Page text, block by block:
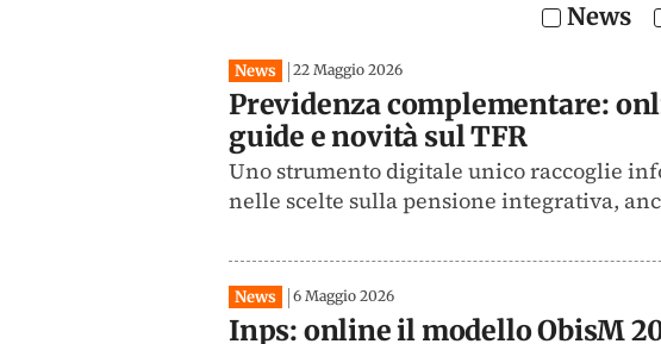
News
News 22 Maggio 2026
Previdenza complementare:
guide e novità sul TFR
Uno strumento digitale unico raccoglie
nelle scelte sulla pensione integrativa,
News 6 Maggio 2026
Inps: online il modello ObisM